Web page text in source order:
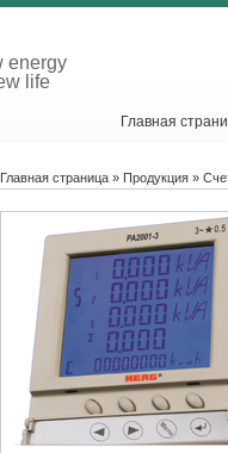
energy
life
Главная
Главная страница » Продукция »